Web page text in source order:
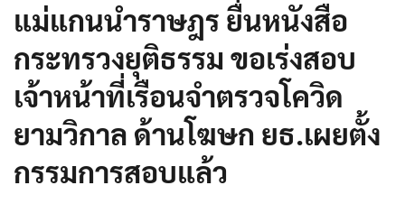
แม่แกนนำราษฎร ยื่นหนังสือ
กระทรวงยุติธรรม ขอเร่งสอบ
เจ้าหน้าที่เรือนจำตรวจโควิด
ยามวิกาล ด้านโฆษก ยธ.เผยตั้ง
กรรมการสอบแล้ว